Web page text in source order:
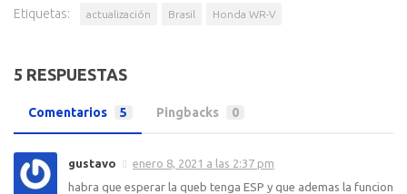
Etiquetas: actualización Brasil Honda WR-V
5 RESPUESTAS
Comentarios 5 Pingbacks 0
gustavo
enero 8, 2021 a las 2:37 pm
habra que esperar la queb tenga ESP y que ademas la funcion